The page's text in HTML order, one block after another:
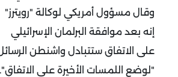
وقال مسؤول أمريكي لوكالة "رويترز"
إنه بعد موافقة البرلمان الإسرائيلي
على الاتفاق ستتبادل واشنطن
"لوضع اللمسات الأخيرة على الاتفاق".